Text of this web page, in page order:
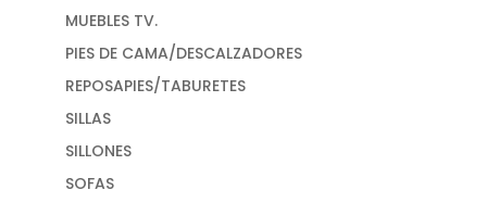
MUEBLES TV.
PIES DE CAMA/DESCALZADORES
REPOSAPIES/TABURETES
SILLAS
SILLONES
SOFAS